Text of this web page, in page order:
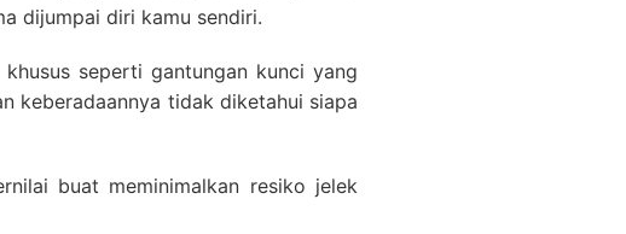
dijumpai diri kamu sendiri.
seperti gantungan kunci yang
keberadaannya tidak diketahui siapa
buat meminimalkan resiko jelek